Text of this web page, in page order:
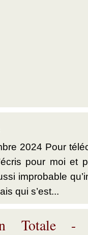
2024 Pour
pour moi et
improbable
qui s’est...
Totale